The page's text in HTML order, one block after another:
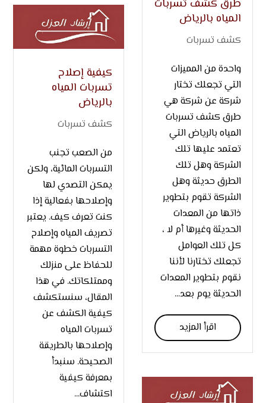
طرق كشف تسربات
المياه بالرياض
كشف تسربات
واحدة من المميزات
التي تجعلك تختار
شركة عن شركة هي
طرق كشف تسربات
المياه بالرياض التي
تعتمد عليها تلك
الشركة وهل تلك
الطرق حديثة وهل
الشركة تقوم بتطوير
ذاتها من المعدات
الحديثة وغيرها أم لا ،
كل تلك العوامل
تجعلك تختارنا لأننا
نقوم بتطوير المعدات
الحديثة يوم بعد...
اقرأ المزيد
كيفية إصلاح
تسربات المياه
بالرياض
كشف تسربات
من الصعب تجنب
التسربات المائية، ولكن
يمكن التصدي لها
وإصلاحها بفعالية إذا
كنت تعرف كيف. يعتبر
تصريف المياه وإصلاح
التسربات خطوة مهمة
للحفاظ على منزلك
وممتلكاتك. في هذا
المقال، سنستكشف
كيفية الكشف عن
تسربات المياه
وإصلاحها بالطريقة
الصحيحة. سنبدأ
بمعرفة كيفية
اكتشاف...